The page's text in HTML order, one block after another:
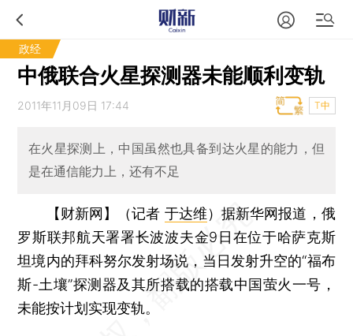
政经
中俄联合火星探测器未能顺利变轨
2011年11月09日 17:44 T中
在火星探测上，中国虽然也具备到达火星的能力，但
是在通信能力上，还有不足
【财新网】（记者 于达维） 据新华网报道，俄
罗斯联邦航天署署长波波夫金9日在位于哈萨克斯
坦境内的拜科努尔发射场说，当日发射升空的“福布
斯-土壤”探测器及其所搭载的搭载中国萤火一号，
未能按计划实现变轨。